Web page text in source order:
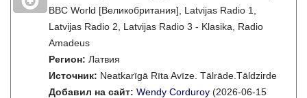
BBC World [Великобритания], Latvijas Radio 1,
Latvijas Radio 2, Latvijas Radio 3 - Klasika, Radio
Amadeus
Регион: Латвия
Источник: Neatkarīgā Rīta Avīze. Tālrāde.Tāldzirde
Добавил на сайт: Wendy Corduroy (2026-06-15